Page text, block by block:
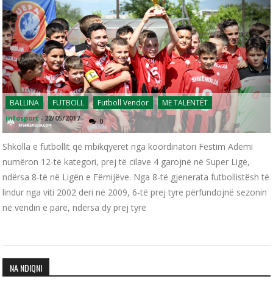
BALLINA FUTBOLL Futboll Vendor ME TALENTËT
infosport - 22/05/2017 0
Shkolla e futbollit që mbikqyeret nga koordinatori Festim Ademi
numëron 12-të kategori, prej të cilave 4 garojnë në Super Ligë,
ndërsa 8-të në Ligën e Fëmijëve. Nga 8-të gjenerata futbollistësh të
lindur nga viti 2002 deri në 2009, 6-të prej tyre përfundojnë sezonin
në vendin e parë, ndërsa dy prej tyre
NA NDIQNI